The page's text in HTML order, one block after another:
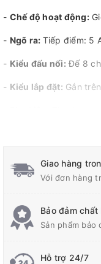
- Chế độ hoạt động:
- Ngõ ra: Tiếp điểm: 5
- Kiểu đấu nối: Đế 8
- Kiểu lắp đặt: Gắn
Giao hàng
Với đơn hàng
Bảo đảm chất
Sản phẩm bảo
Hỗ trợ 24/7